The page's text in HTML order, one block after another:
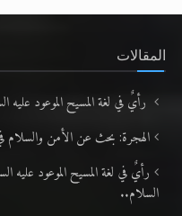
المقالات
رأيٌ في لغة المسيح الموعود عليه
الهجرة: بحث عن الأمن والسلام
السلام..